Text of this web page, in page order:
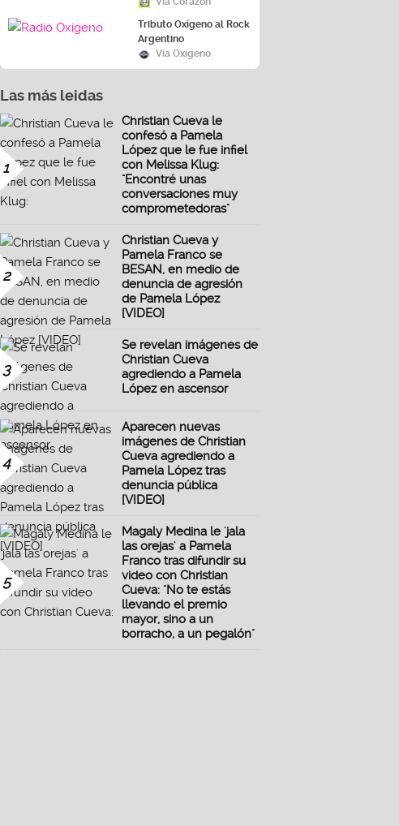
Tributo Oxígeno al Rock
Argentino
Vía Oxígeno
Las más leidas
1
Christian Cueva le
confesó a Pamela
López que le fue infiel
con Melissa Klug:
"Encontré unas
conversaciones muy
comprometedoras"
2
Christian Cueva y
Pamela Franco se
BESAN, en medio de
denuncia de agresión
de Pamela López
[VIDEO]
3
Se revelan imágenes de
Christian Cueva
agrediendo a Pamela
López en ascensor
4
Aparecen nuevas
imágenes de Christian
Cueva agrediendo a
Pamela López tras
denuncia pública
[VIDEO]
5
Magaly Medina le 'jala
las orejas' a Pamela
Franco tras difundir su
video con Christian
Cueva: "No te estás
llevando el premio
mayor, sino a un
borracho, a un pegalón"